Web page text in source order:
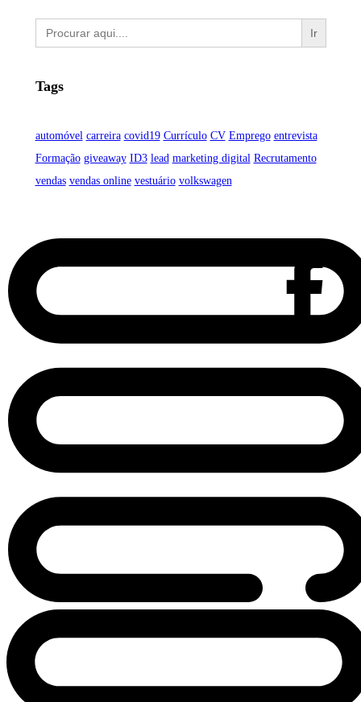
Search
for:
Tags
automóvel carreira covid19 Currículo CV Emprego entrevista
Formação giveaway ID3 lead marketing digital Recrutamento
vendas vendas online vestuário volkswagen